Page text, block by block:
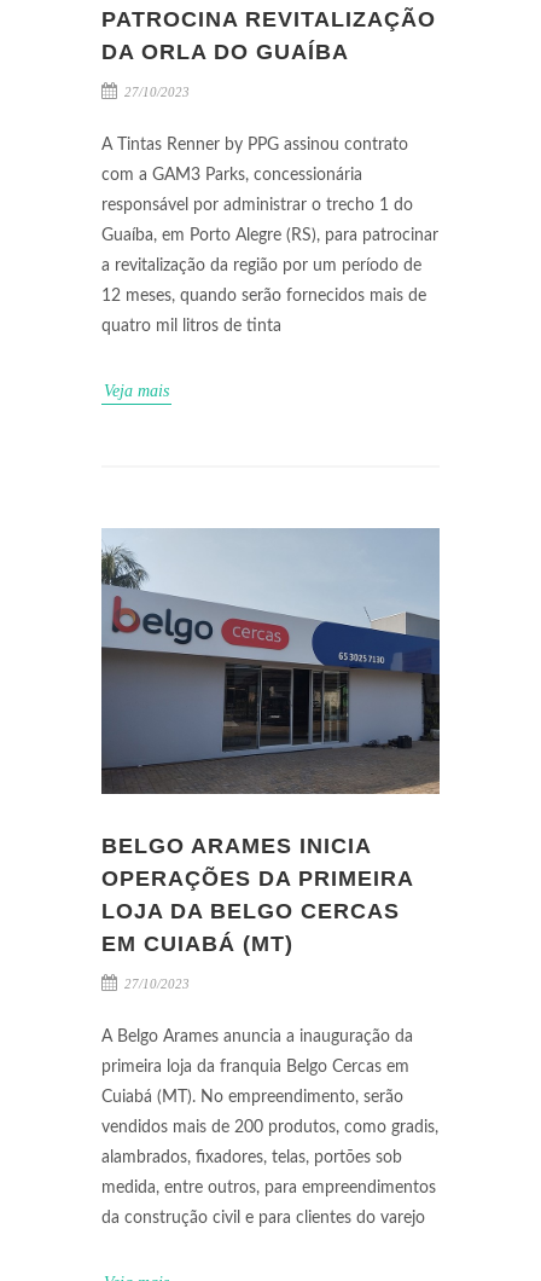
PATROCINA REVITALIZAÇÃO
DA ORLA DO GUAÍBA
27/10/2023
A Tintas Renner by PPG assinou contrato
com a GAM3 Parks, concessionária
responsável por administrar o trecho 1 do
Guaíba, em Porto Alegre (RS), para patrocinar
a revitalização da região por um período de
12 meses, quando serão fornecidos mais de
quatro mil litros de tinta
Veja mais
BELGO ARAMES INICIA
OPERAÇÕES DA PRIMEIRA
LOJA DA BELGO CERCAS
EM CUIABÁ (MT)
27/10/2023
A Belgo Arames anuncia a inauguração da
primeira loja da franquia Belgo Cercas em
Cuiabá (MT). No empreendimento, serão
vendidos mais de 200 produtos, como gradis,
alambrados, fixadores, telas, portões sob
medida, entre outros, para empreendimentos
da construção civil e para clientes do varejo